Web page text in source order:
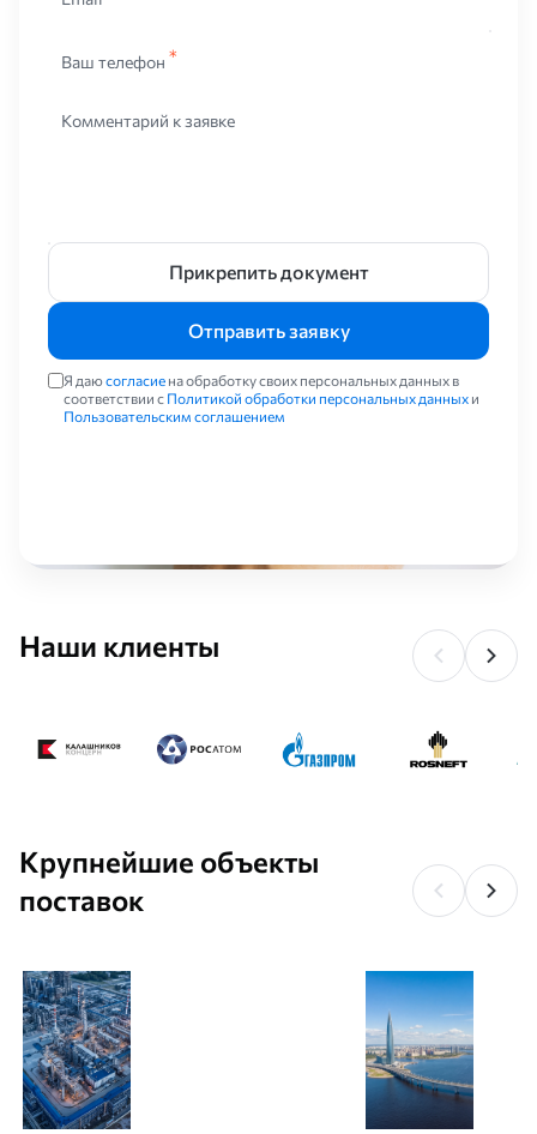
Ваш телефон
Комментарий к заявке
Прикрепить документ
Отправить заявку
Я даюсогласие на обработку своих персональных данных в
соответствии с Политикой обработки персональных данных и
Пользовательским соглашением
Наши клиенты
Крупнейшие объекты
поставок